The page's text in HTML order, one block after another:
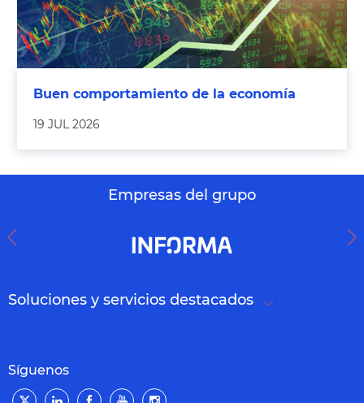
Buen comportamiento de la economía
19 JUL 2026
Empresas del grupo
Soluciones y servicios destacados
Síguenos